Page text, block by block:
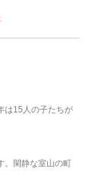
は15人の子たちが
。閑静な室山の町